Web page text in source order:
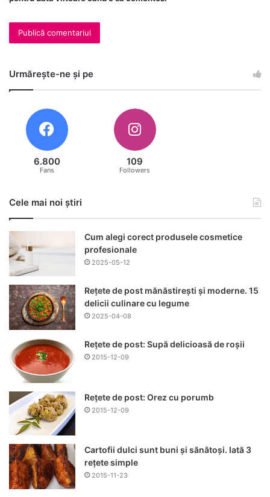
Urmărește-ne și pe
6.800
Fans
109
Followers
Cele mai noi știri
Cum alegi corect produsele cosmetice
profesionale
2025-05-12
Rețete de post mănăstirești și moderne. 15
delicii culinare cu legume
2025-04-08
Rețete de post: Supă delicioasă de roșii
2015-12-09
Rețete de post: Orez cu porumb
2015-12-09
Cartofii dulci sunt buni și sănătoși. Iată 3
rețete simple
2015-11-23